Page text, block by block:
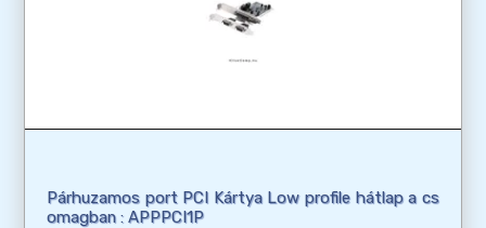
Párhuzamos port PCI Kártya Low profile hátlap a cs
omagban : APPPCI1P